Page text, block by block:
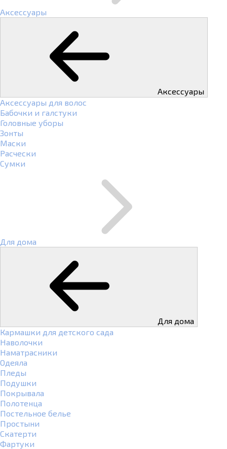
Аксессуары
Аксессуары
Аксессуары для волос
Бабочки и галстуки
Головные уборы
Зонты
Маски
Расчески
Сумки
Для дома
Для дома
Кармашки для детского сада
Наволочки
Наматрасники
Одеяла
Пледы
Подушки
Покрывала
Полотенца
Постельное белье
Простыни
Скатерти
Фартуки